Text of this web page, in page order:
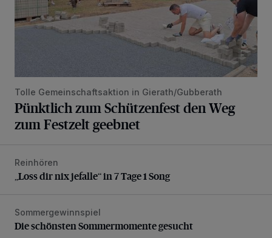
Tolle Gemeinschaftsaktion in Gierath/Gubberath
Pünktlich zum Schützenfest den Weg
zum Festzelt geebnet
„Loss dir nix jefalle“ in 7 Tage 1 Song
Reinhören
„Loss dir nix jefalle“ in 7 Tage 1 Song
Die schönsten Sommermomente gesucht
Sommergewinnspiel
Die schönsten Sommermomente gesucht